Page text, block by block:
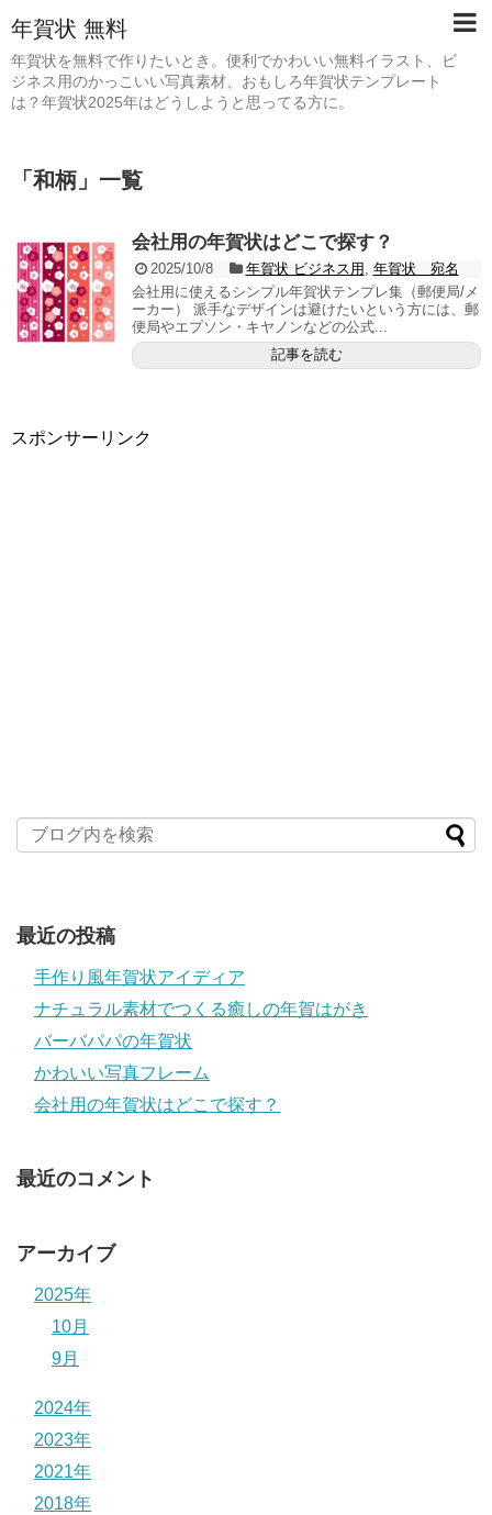
年賀状 無料
年賀状を無料で作りたいとき。便利でかわいい無料イラスト、ビ
ジネス用のかっこいい写真素材、おもしろ年賀状テンプレート
は？年賀状2025年はどうしようと思ってる方に。
「 和柄 」 一覧
会社用の年賀状はどこで探す？
2025/10/8 年賀状 ビジネス用
年賀状 宛名
会社用に使えるシンプル年賀状テンプレ集（郵便局/メ
ーカー） 派手なデザインは避けたいという方には、郵
便局やエプソン・キヤノンなどの公式...
記事を読む
スポンサーリンク
最近の投稿
手作り風年賀状アイディア
ナチュラル素材でつくる癒しの年賀はがき
バーバパパの年賀状
かわいい写真フレーム
会社用の年賀状はどこで探す？
最近のコメント
アーカイブ
2025年
10月
9月
2024年
2023年
2021年
2018年